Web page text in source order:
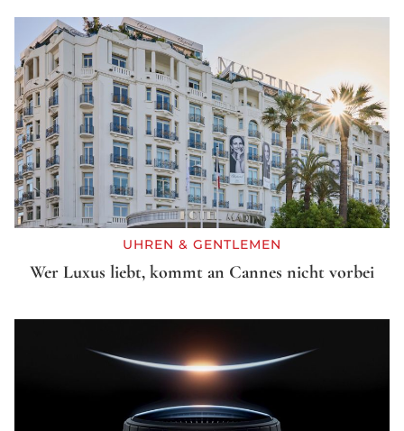
UHREN & GENTLEMEN
Wer Luxus liebt, kommt an Cannes nicht vorbei